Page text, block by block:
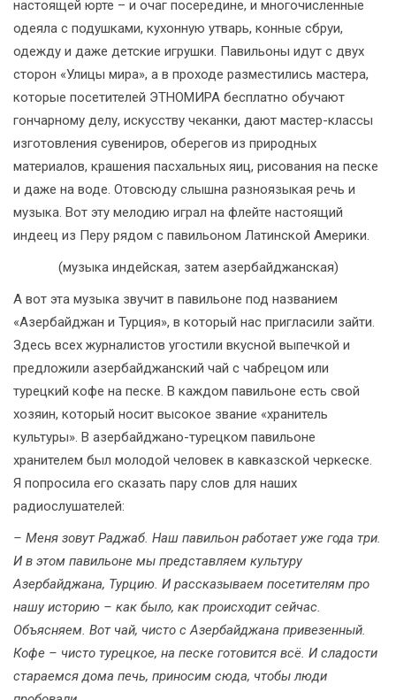
настоящей юрте – и очаг посередине, и многочисленные
одеяла с подушками, кухонную утварь, конные сбруи,
одежду и даже детские игрушки. Павильоны идут с двух
сторон «Улицы мира», а в проходе разместились мастера,
которые посетителей ЭТНОМИРА бесплатно обучают
гончарному делу, искусству чеканки, дают мастер-классы
изготовления сувениров, оберегов из природных
материалов, крашения пасхальных яиц, рисования на песке
и даже на воде. Отовсюду слышна разноязыкая речь и
музыка. Вот эту мелодию играл на флейте настоящий
индеец из Перу рядом с павильоном Латинской Америки.
(музыка индейская, затем азербайджанская)
А вот эта музыка звучит в павильоне под названием
«Азербайджан и Турция», в который нас пригласили зайти.
Здесь всех журналистов угостили вкусной выпечкой и
предложили азербайджанский чай с чабрецом или
турецкий кофе на песке. В каждом павильоне есть свой
хозяин, который носит высокое звание «хранитель
культуры». В азербайджано-турецком павильоне
хранителем был молодой человек в кавказской черкеске.
Я попросила его сказать пару слов для наших
радиослушателей:
– Меня зовут Раджаб. Наш павильон работает уже года три.
И в этом павильоне мы представляем культуру
Азербайджана, Турцию. И рассказываем посетителям про
нашу историю – как было, как происходит сейчас.
Объясняем. Вот чай, чисто с Азербайджана привезенный.
Кофе – чисто турецкое, на песке готовится всё. И сладости
стараемся дома печь, приносим сюда, чтобы люди